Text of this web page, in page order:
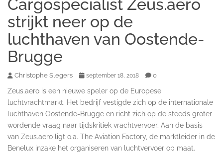
Cargospecialist Zeus.aero
strijkt neer op de
luchthaven van Oostende-
Brugge
Christophe Slegers september 18, 2018 0
Zeus.aero is een nieuwe speler op de Europese
luchtvrachtmarkt. Het bedrijf vestigde zich op de internationale
luchthaven Oostende-Brugge en richt zich op de steeds groter
wordende vraag naar tijdskritiek vrachtvervoer. Aan de basis
van Zeus.aero ligt o.a. The Aviation Factory, de marktleider in de
Benelux inzake het organiseren van luchtvervoer op maat.